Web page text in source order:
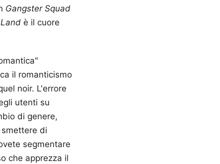
Gangster Squad
è il cuore
il romanticismo
noir. L'errore
utenti su
di genere,
di
segmentare
che apprezza il